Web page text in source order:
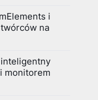
i
na
inteligentny
monitorem